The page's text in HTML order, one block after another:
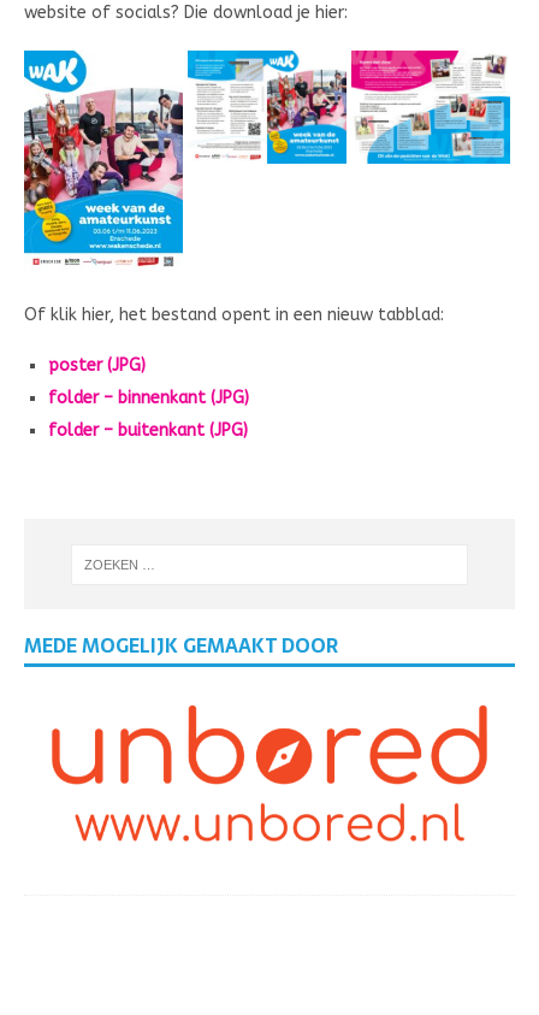
website of socials? Die download je hier:
Of klik hier, het bestand opent in een nieuw tabblad:
poster (JPG)
folder – binnenkant (JPG)
folder – buitenkant (JPG)
MEDE MOGELIJK GEMAAKT DOOR